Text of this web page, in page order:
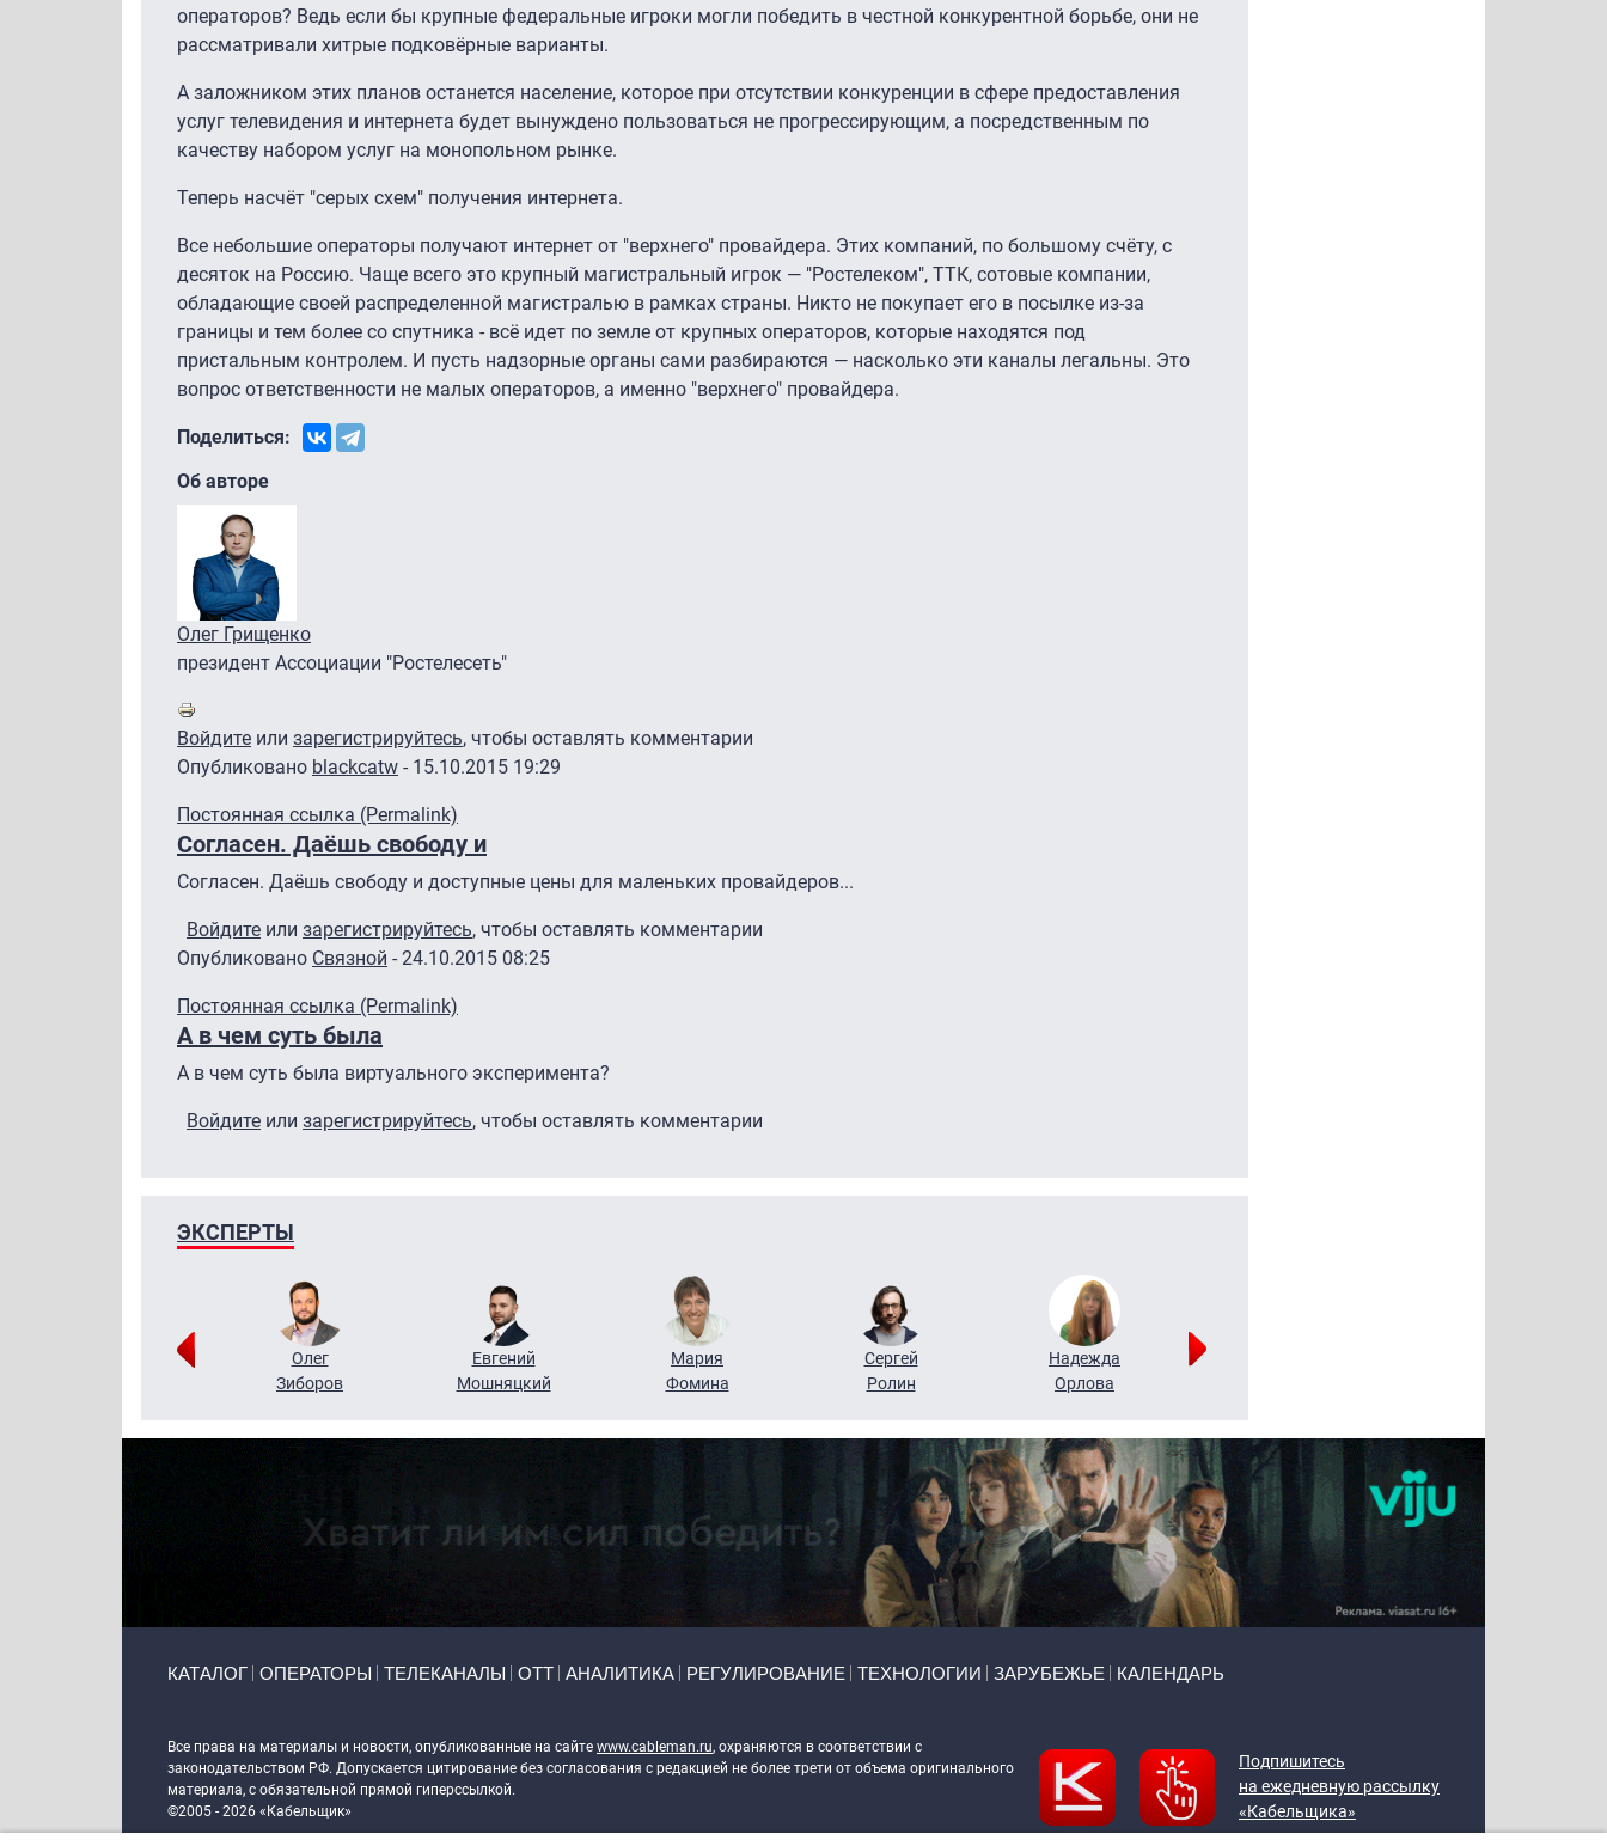
операторов? Ведь если бы крупные федеральные игроки могли победить в честной конкурентной борьбе, они не
рассматривали хитрые подковёрные варианты.
А заложником этих планов останется население, которое при отсутствии конкуренции в сфере предоставления
услуг телевидения и интернета будет вынуждено пользоваться не прогрессирующим, а посредственным по
качеству набором услуг на монопольном рынке.
Теперь насчёт "серых схем" получения интернета.
Все небольшие операторы получают интернет от "верхнего" провайдера. Этих компаний, по большому счёту, с
десяток на Россию. Чаще всего это крупный магистральный игрок — "Ростелеком", ТТК, сотовые компании,
обладающие своей распределенной магистралью в рамках страны. Никто не покупает его в посылке из-за
границы и тем более со спутника - всё идет по земле от крупных операторов, которые находятся под
пристальным контролем. И пусть надзорные органы сами разбираются — насколько эти каналы легальны. Это
вопрос ответственности не малых операторов, а именно "верхнего" провайдера.
Поделиться:
Об авторе
Олег Грищенко
президент Ассоциации "Ростелесеть"
Войдите или зарегистрируйтесь, чтобы оставлять комментарии
Опубликовано blackcatw - 15.10.2015 19:29
Постоянная ссылка (Permalink)
Согласен. Даёшь свободу и
Согласен. Даёшь свободу и доступные цены для маленьких провайдеров...
Войдите или зарегистрируйтесь, чтобы оставлять комментарии
Опубликовано Связной - 24.10.2015 08:25
Постоянная ссылка (Permalink)
А в чем суть была
А в чем суть была виртуального эксперимента?
Войдите или зарегистрируйтесь, чтобы оставлять комментарии
ЭКСПЕРТЫ
Олег
Зиборов
Евгений
Мошняцкий
Мария
Фомина
Сергей
Ролин
Надежда
Орлова
КАТАЛОГ ОПЕРАТОРЫ ТЕЛЕКАНАЛЫ ОТТ АНАЛИТИКА РЕГУЛИРОВАНИЕ ТЕХНОЛОГИИ ЗАРУБЕЖЬЕ КАЛЕНДАРЬ
Все права на материалы и новости, опубликованные на сайте www.cableman.ru, охраняются в соответствии с
законодательством РФ. Допускается цитирование без согласования с редакцией не более трети от объема оригинального
материала, с обязательной прямой гиперссылкой.
©2005 - 2026 «Кабельщик»
Подпишитесь
на ежедневную рассылку
«Кабельщика»